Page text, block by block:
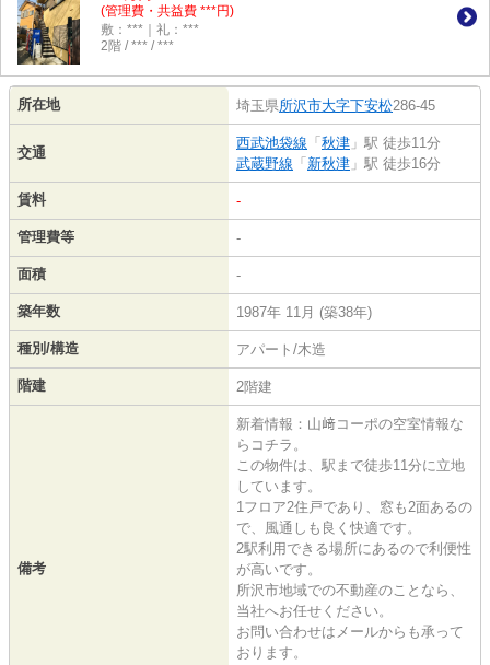
(管理費・共益費 ***円)
敷：***｜礼：***
2階 / *** / ***
所在地 埼玉県所沢市大字下安松286-45
交通
西武池袋線 「 秋津 」駅 徒歩11分
武蔵野線 「 新秋津 」駅 徒歩16分
賃料 -
管理費等 -
面積 -
築年数 1987年 11月 (築38年)
種別/構造 アパート/木造
階建 2階建
備考
新着情報：山﨑コーポの空室情報な
らコチラ。
この物件は、駅まで徒歩11分に立地
しています。
1フロア2住戸であり、窓も2面あるの
で、風通しも良く快適です。
2駅利用できる場所にあるので利便性
が高いです。
所沢市地域での不動産のことなら、
当社へお任せください。
お問い合わせはメールからも承って
おります。